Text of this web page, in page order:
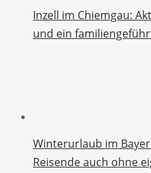
Inzell im Chiemgau:
und ein
Winterurlaub im
Reisende auch ohne